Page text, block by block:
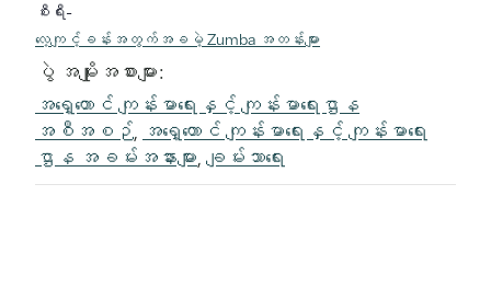
စီးရီး-
လေ့ကျင့်ခန်းအတွက်အခမဲ့ Zumba အတန်းများ
ပွဲ အမျိုးအစားများ:
အရှေ့တောင် ကျန်းမာရေးနှင့် ကျန်းမာရေးဌာန
အစီအစဉ်, အရှေ့တောင် ကျန်းမာရေးနှင့် ကျန်းမာရေး
ဌာန အခမ်းအနားများ, ချမ်းသာရေး